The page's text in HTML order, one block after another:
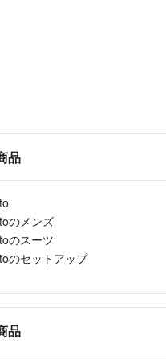
品
のメンズ
のスーツ
のセットアップ
品